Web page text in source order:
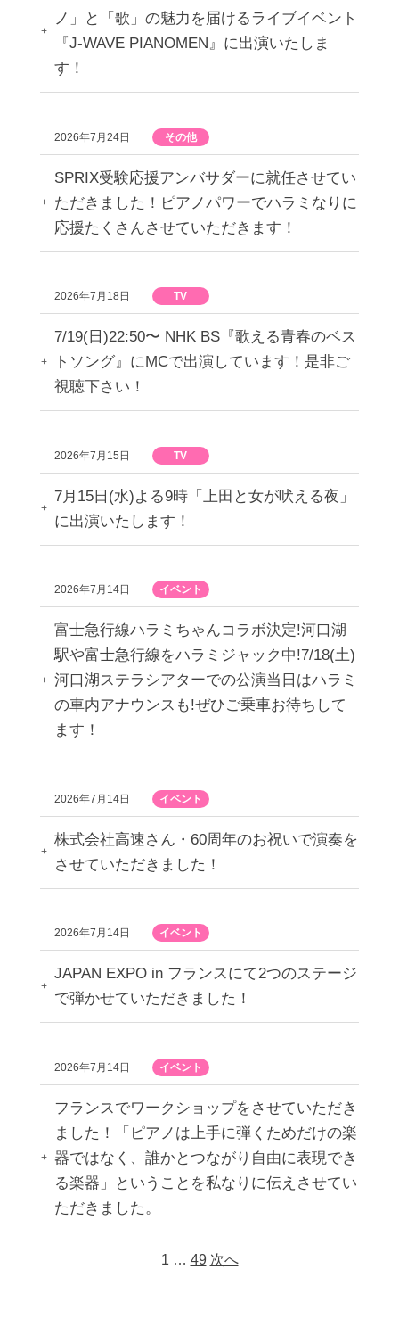
ノ」と「歌」の魅力を届けるライブイベント
『J-WAVE PIANOMEN』に出演いたしま
す！
2026年7月24日 その他
SPRIX受験応援アンバサダーに就任させてい
ただきました！ピアノパワーでハラミなりに
応援たくさんさせていただきます！
2026年7月18日 TV
7/19(日)22:50〜 NHK BS『歌える青春のベス
トソング』にMCで出演しています！是非ご
視聴下さい！
2026年7月15日 TV
7月15日(水)よる9時「上田と女が吠える夜」
に出演いたします！
2026年7月14日 イベント
富士急行線ハラミちゃんコラボ決定!河口湖
駅や富士急行線をハラミジャック中!7/18(土)
河口湖ステラシアターでの公演当日はハラミ
の車内アナウンスも!ぜひご乗車お待ちして
ます！
2026年7月14日 イベント
株式会社高速さん・60周年のお祝いで演奏を
させていただきました！
2026年7月14日 イベント
JAPAN EXPO in フランスにて2つのステージ
で弾かせていただきました！
2026年7月14日 イベント
フランスでワークショップをさせていただき
ました！「ピアノは上手に弾くためだけの楽
器ではなく、誰かとつながり自由に表現でき
る楽器」ということを私なりに伝えさせてい
ただきました。
1 … 49 次へ